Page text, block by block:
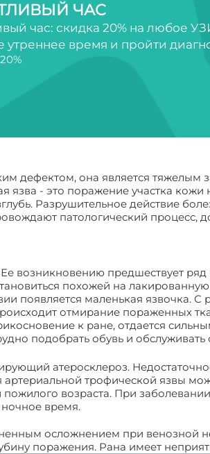
ЧАС
час: скидка 20% на любое
утреннее время и пройти
дефектом, она является
язва - это поражение участка
Разрушительное действие
патологический процесс,
возникновению предшествует
похожей на
появляется маленькая язвочка.
отмирание пораженных
к ране, отдается
подобрать обувь и обслуживать
атеросклероз.
трофической язвы
возраста. При
время.
осложнением при венозной
поражения. Рана имеет